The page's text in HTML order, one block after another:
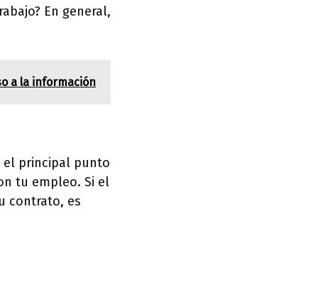
En general,
a la información
el principal punto
tu empleo. Si el
contrato, es